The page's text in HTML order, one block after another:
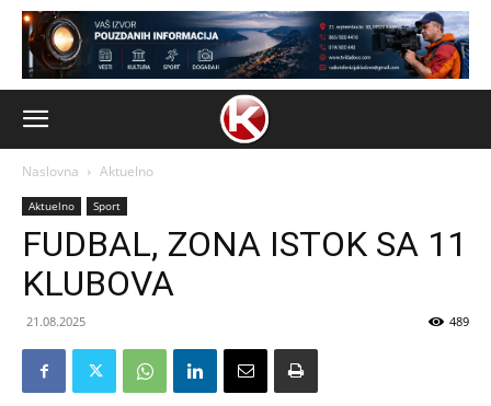
Naslovna Aktuelno
Aktuelno Sport
FUDBAL, ZONA ISTOK SA 11
KLUBOVA
21.08.2025 489